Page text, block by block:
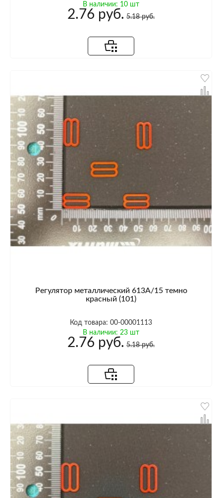
В наличии: 10 шт
2.76 руб. 5.18 руб.
Регулятор металлический 613A/15 темно
красный (101)
Код товара: 00-00001113
В наличии: 23 шт
2.76 руб. 5.18 руб.